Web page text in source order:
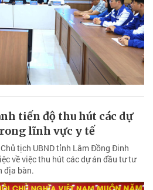
tiến độ thu hút các dự
lĩnh vực y tế
tịch UBND tỉnh Lâm Đồng Đinh
về việc thu hút các dự án đầu tư tư
địa bàn.